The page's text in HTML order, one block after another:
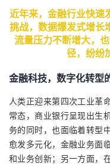
页
开
发
我
博的我
的
开
者
学
堂
我
的
我
持
我
近年来，金融行业快速
挑战，数据爆发式增长
流量压力不断增大，
径，纷纷
金融科技，数字化转型
人类正迎来第四次工业革
常态，商业银行呈现出生
务的同时，也面临着转型
愈发多元化，金融业务面
和业务创新；
另一方面，